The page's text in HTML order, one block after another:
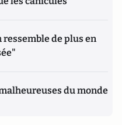
ressemble de plus en
du monde